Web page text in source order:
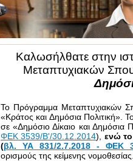
Καλωσήλθατε στην
Μεταπτυχιακών
Το Πρόγραμμα Μεταπτυχιακών
«Κράτος και Δημόσια Πολιτική».
σε «Δημόσιο Δίκαιο και Δημόσια
ΦΕΚ 3539/B'/30.12.2014), ενώ το
(βλ. ΥΑ 831/2.7.2018 - ΦΕΚ
ορισμούς της κείμενης